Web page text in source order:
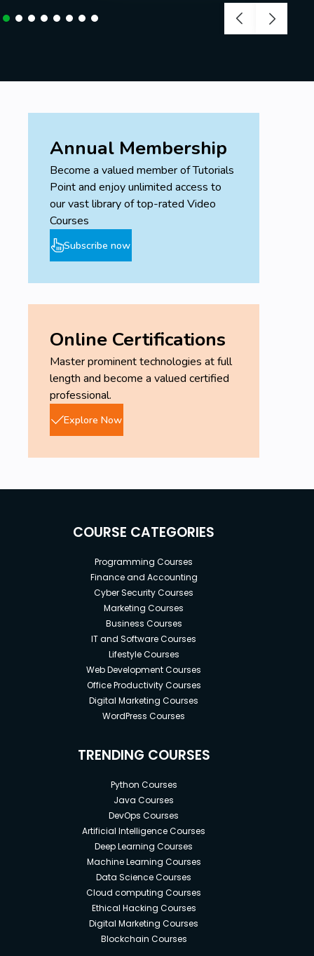
Annual Membership
Become a valued member of Tutorials
Point and enjoy unlimited access to
our vast library of top-rated Video
Courses
Subscribe now
Online Certifications
Master prominent technologies at full
length and become a valued certified
professional.
Explore Now
COURSE CATEGORIES
Programming Courses
Finance and Accounting
Cyber Security Courses
Marketing Courses
Business Courses
IT and Software Courses
Lifestyle Courses
Web Development Courses
Office Productivity Courses
Digital Marketing Courses
WordPress Courses
TRENDING COURSES
Python Courses
Java Courses
DevOps Courses
Artificial Intelligence Courses
Deep Learning Courses
Machine Learning Courses
Data Science Courses
Cloud computing Courses
Ethical Hacking Courses
Digital Marketing Courses
Blockchain Courses